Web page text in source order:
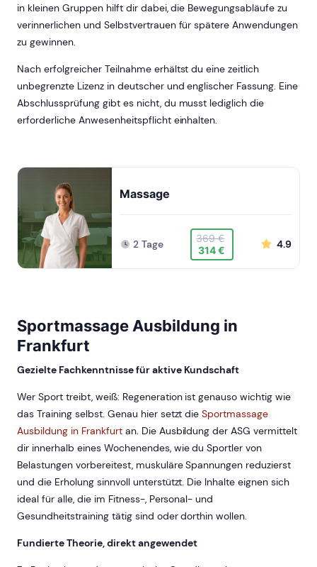
in kleinen Gruppen hilft dir dabei, die Bewegungsabläufe zu
verinnerlichen und Selbstvertrauen für spätere Anwendungen
zu gewinnen.
Nach erfolgreicher Teilnahme erhältst du eine zeitlich
unbegrenzte Lizenz in deutscher und englischer Fassung. Eine
Abschlussprüfung gibt es nicht, du musst lediglich die
erforderliche Anwesenheitspflicht einhalten.
Massage
2 Tage
369 €
314 €
4.9
Sportmassage Ausbildung in
Frankfurt
Gezielte Fachkenntnisse für aktive Kundschaft
Wer Sport treibt, weiß: Regeneration ist genauso wichtig wie
das Training selbst. Genau hier setzt dieSportmassage
Ausbildung in Frankfurtan. Die Ausbildung der ASG vermittelt
dir innerhalb eines Wochenendes, wie du Sportler von
Belastungen vorbereitest, muskuläre Spannungen reduzierst
und die Erholung sinnvoll unterstützt. Die Inhalte eignen sich
ideal für alle, die im Fitness-, Personal- und
Gesundheitstraining tätig sind oder dorthin wollen.
Fundierte Theorie, direkt angewendet